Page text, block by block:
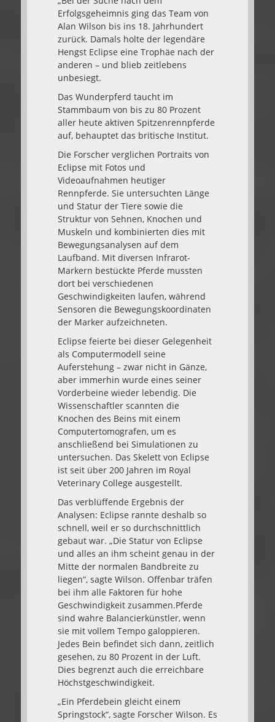
Erfolgsgeheimnis ging das Team von
Alan Wilson bis ins 18. Jahrhundert
zurück. Damals holte der legendäre
Hengst Eclipse eine Trophäe nach der
anderen – und blieb zeitlebens
unbesiegt.
Das Wunderpferd taucht im
Stammbaum von bis zu 80 Prozent
aller heute aktiven Spitzenrennpferde
auf, behauptet das britische Institut.
Die Forscher verglichen Portraits von
Eclipse mit Fotos und
Videoaufnahmen heutiger
Rennpferde. Sie untersuchten Länge
und Statur der Tiere sowie die
Struktur von Sehnen, Knochen und
Muskeln und kombinierten dies mit
Bewegungsanalysen auf dem
Laufband. Mit diversen Infrarot-
Markern bestückte Pferde mussten
dort bei verschiedenen
Geschwindigkeiten laufen, während
Sensoren die Bewegungskoordinaten
der Marker aufzeichneten.
Eclipse feierte bei dieser Gelegenheit
als Computermodell seine
Auferstehung – zwar nicht in Gänze,
aber immerhin wurde eines seiner
Vorderbeine wieder lebendig. Die
Wissenschaftler scannten die
Knochen des Beins mit einem
Computertomografen, um es
anschließend bei Simulationen zu
untersuchen. Das Skelett von Eclipse
ist seit über 200 Jahren im Royal
Veterinary College ausgestellt.
Das verblüffende Ergebnis der
Analysen: Eclipse rannte deshalb so
schnell, weil er so durchschnittlich
gebaut war. „Die Statur von Eclipse
und alles an ihm scheint genau in der
Mitte der normalen Bandbreite zu
liegen“, sagte Wilson. Offenbar träfen
bei ihm alle Faktoren für hohe
Geschwindigkeit zusammen.Pferde
sind wahre Balancierkünstler, wenn
sie mit vollem Tempo galoppieren.
Jedes Bein befindet sich dann, zeitlich
gesehen, zu 80 Prozent in der Luft.
Dies begrenzt auch die erreichbare
Höchstgeschwindigkeit.
„Ein Pferdebein gleicht einem
Springstock“, sagte Forscher Wilson. Es